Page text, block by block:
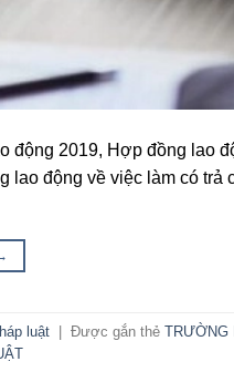
động 2019, Hợp đồng lao
động về việc làm có trả
luật | Được gắn thẻ TRƯỜNG